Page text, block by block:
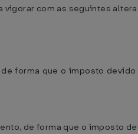
vigorar com as seguintes
forma que o imposto
de forma que o imposto